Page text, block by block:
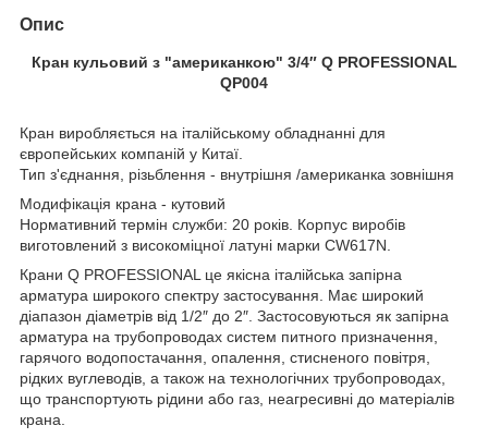
Опис
Кран кульовий з "американкою" 3/4″ Q PROFESSIONAL
QP004
Кран виробляється на італійському обладнанні для
європейських компаній у Китаї.
Тип з'єднання, різьблення - внутрішня /американка зовнішня
Модифікація крана - кутовий
Нормативний термін служби: 20 років. Корпус виробів
виготовлений з високоміцної латуні марки CW617N.
Крани Q PROFESSIONAL це якісна італійська запірна
арматура широкого спектру застосування. Має широкий
діапазон діаметрів від 1/2″ до 2″. Застосовуються як запірна
арматура на трубопроводах систем питного призначення,
гарячого водопостачання, опалення, стисненого повітря,
рідких вуглеводів, а також на технологічних трубопроводах,
що транспортують рідини або газ, неагресивні до матеріалів
крана.